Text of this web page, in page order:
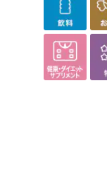
また、[新たな加工食
了により、商品詳細
合がございます。
あらかじめご了承い
によるお申込み後の